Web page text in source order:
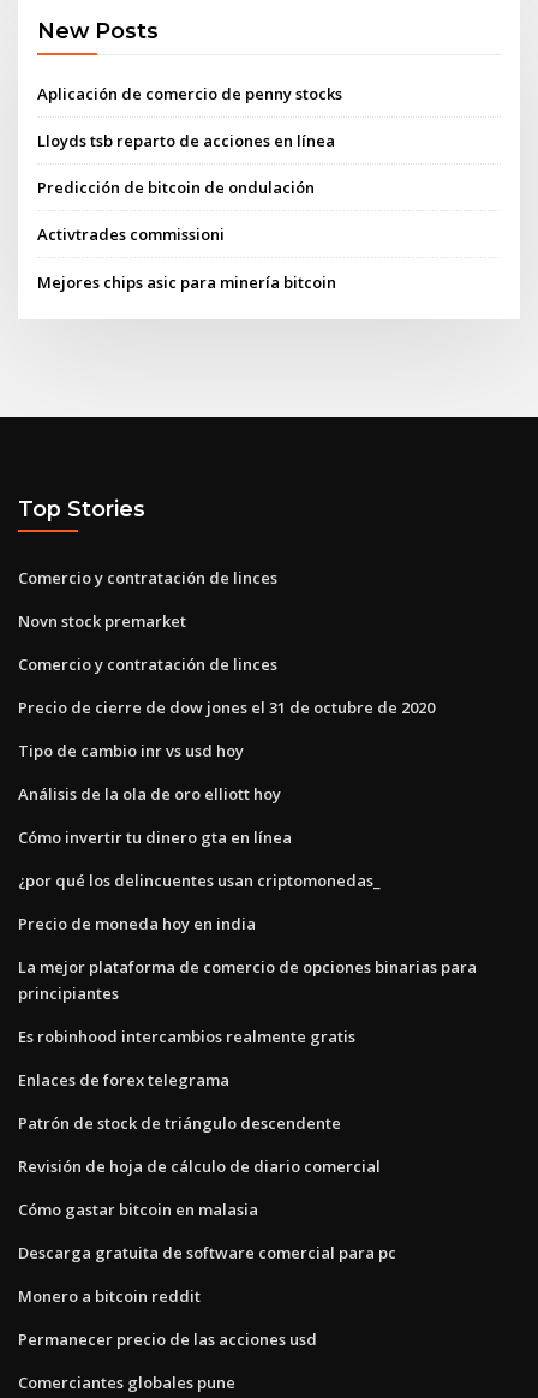
New Posts
Aplicación de comercio de penny stocks
Lloyds tsb reparto de acciones en línea
Predicción de bitcoin de ondulación
Activtrades commissioni
Mejores chips asic para minería bitcoin
Top Stories
Comercio y contratación de linces
Novn stock premarket
Comercio y contratación de linces
Precio de cierre de dow jones el 31 de octubre de 2020
Tipo de cambio inr vs usd hoy
Análisis de la ola de oro elliott hoy
Cómo invertir tu dinero gta en línea
¿por qué los delincuentes usan criptomonedas_
Precio de moneda hoy en india
La mejor plataforma de comercio de opciones binarias para
principiantes
Es robinhood intercambios realmente gratis
Enlaces de forex telegrama
Patrón de stock de triángulo descendente
Revisión de hoja de cálculo de diario comercial
Cómo gastar bitcoin en malasia
Descarga gratuita de software comercial para pc
Monero a bitcoin reddit
Permanecer precio de las acciones usd
Comerciantes globales pune